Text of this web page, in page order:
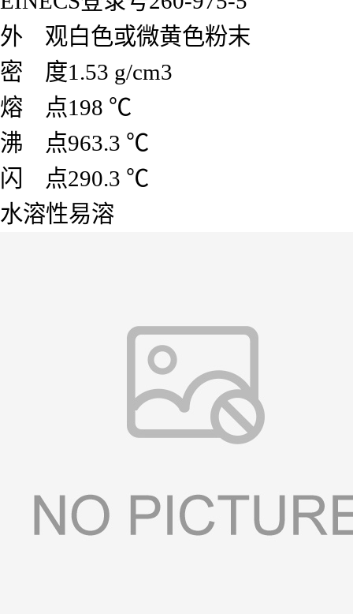
外 观白色或微黄色粉末
密 度1.53 g/cm3
熔 点198 ℃
沸 点963.3 ℃
闪 点290.3 ℃
水溶性易溶